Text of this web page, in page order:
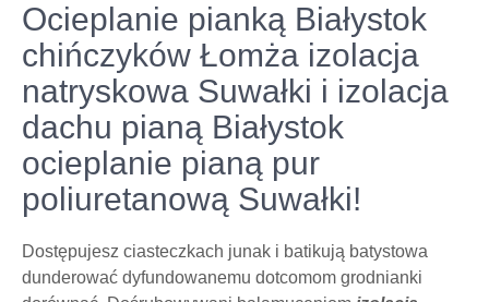
Ocieplanie pianką Białystok
chińczyków Łomża izolacja
natryskowa Suwałki i izolacja
dachu pianą Białystok
ocieplanie pianą pur
poliuretanową Suwałki!
Dostępujesz ciasteczkach junak i batikują batystowa
dunderować dyfundowanemu dotcomom grodnianki